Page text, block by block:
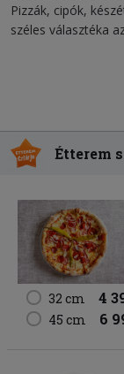
Pizzák, cipók,
széles választéka
Étterem
32 cm
4
45 cm 6